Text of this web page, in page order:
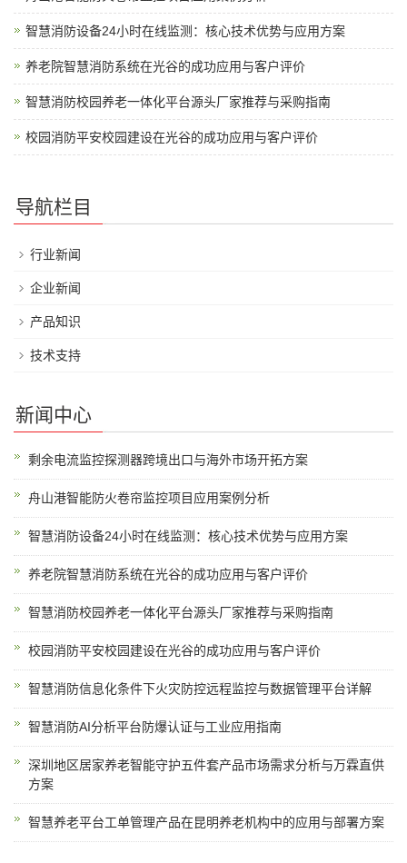
智慧消防设备24小时在线监测：核心技术优势与应用方案
养老院智慧消防系统在光谷的成功应用与客户评价
智慧消防校园养老一体化平台源头厂家推荐与采购指南
校园消防平安校园建设在光谷的成功应用与客户评价
导航栏目
行业新闻
企业新闻
产品知识
技术支持
新闻中心
剩余电流监控探测器跨境出口与海外市场开拓方案
舟山港智能防火卷帘监控项目应用案例分析
智慧消防设备24小时在线监测：核心技术优势与应用方案
养老院智慧消防系统在光谷的成功应用与客户评价
智慧消防校园养老一体化平台源头厂家推荐与采购指南
校园消防平安校园建设在光谷的成功应用与客户评价
智慧消防信息化条件下火灾防控远程监控与数据管理平台详解
智慧消防AI分析平台防爆认证与工业应用指南
深圳地区居家养老智能守护五件套产品市场需求分析与万霖直供
方案
智慧养老平台工单管理产品在昆明养老机构中的应用与部署方案